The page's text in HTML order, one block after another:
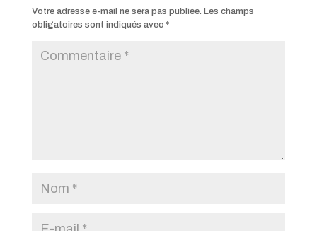
Votre adresse e-mail ne sera pas publiée. Les champs
obligatoires sont indiqués avec *